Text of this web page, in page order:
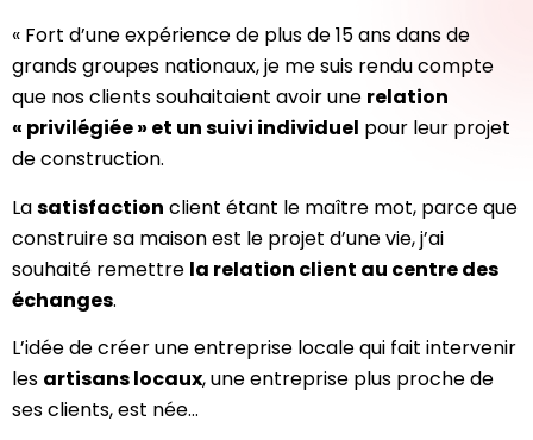
« Fort d’une expérience de plus de 15 ans dans de
grands groupes nationaux, je me suis rendu compte
que nos clients souhaitaient avoir une relation
« privilégiée » et un suivi individuel pour leur projet
de construction.
Lasatisfaction client étant le maître mot, parce que
construire sa maison est le projet d’une vie, j’ai
souhaité remettre la relation client au centre des
échanges.
L’idée de créer une entreprise locale qui fait intervenir
les artisans locaux, une entreprise plus proche de
ses clients, est née…